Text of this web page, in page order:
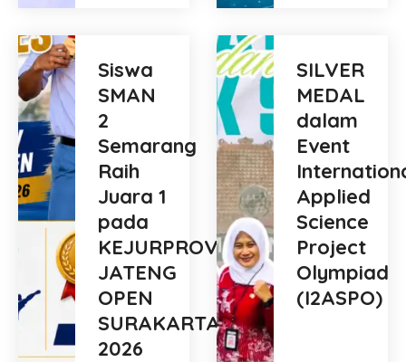
Siswa
SMAN
2
Semarang
Raih
Juara 1
pada
KEJURPROV
JATENG
OPEN
SURAKARTA
2026
SILVER
MEDAL
dalam
Event
Applied
Science
Project
Olympiad
(I2ASPO)